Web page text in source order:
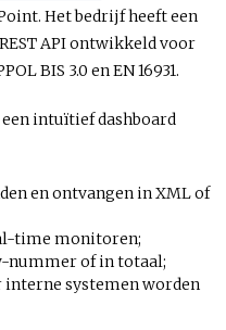
Het bedrijf heeft een
API ontwikkeld voor
BIS 3.0 en EN 16931.
intuïtief dashboard
en ontvangen in XML of
time monitoren;
nummer of in totaal;
systemen worden